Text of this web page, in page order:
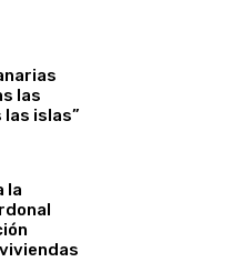
las
islas”
la